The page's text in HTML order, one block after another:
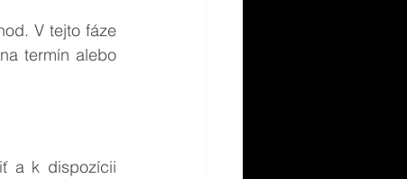
V tejto fáze
termín alebo
a k dispozícii